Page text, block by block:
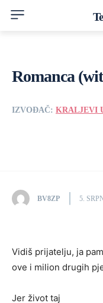
Romanca
IZVOĐAČ: KRALJEVI
BV8ZP 5.
Vidiš prijatelju, ja
ove i milion drugih
Jer život taj